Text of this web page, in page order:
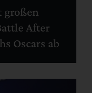
großen
After
Oscars ab